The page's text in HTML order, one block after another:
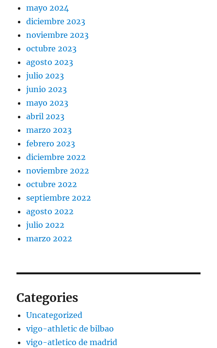
mayo 2024
diciembre 2023
noviembre 2023
octubre 2023
agosto 2023
julio 2023
junio 2023
mayo 2023
abril 2023
marzo 2023
febrero 2023
diciembre 2022
noviembre 2022
octubre 2022
septiembre 2022
agosto 2022
julio 2022
marzo 2022
Categories
Uncategorized
vigo-athletic de bilbao
vigo-atletico de madrid